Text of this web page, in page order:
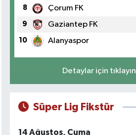
8 Çorum FK
9 Gaziantep FK
10 Alanyaspor
Detaylar için tıklayın
Süper Lig Fikstür
14 Ağustos, Cuma